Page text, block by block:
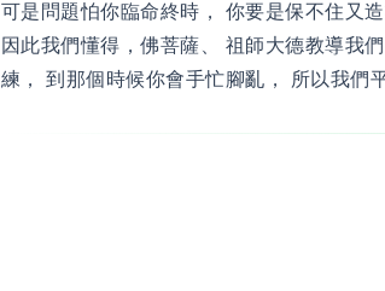
可是問題怕你臨命終時， 你要是保不住又
因此我們懂得，佛菩薩、 祖師大德教導我
練， 到那個時候你會手忙腳亂， 所以我們